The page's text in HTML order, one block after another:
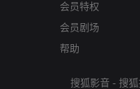
会员特权
会员剧场
帮助
搜狐影音 - 搜